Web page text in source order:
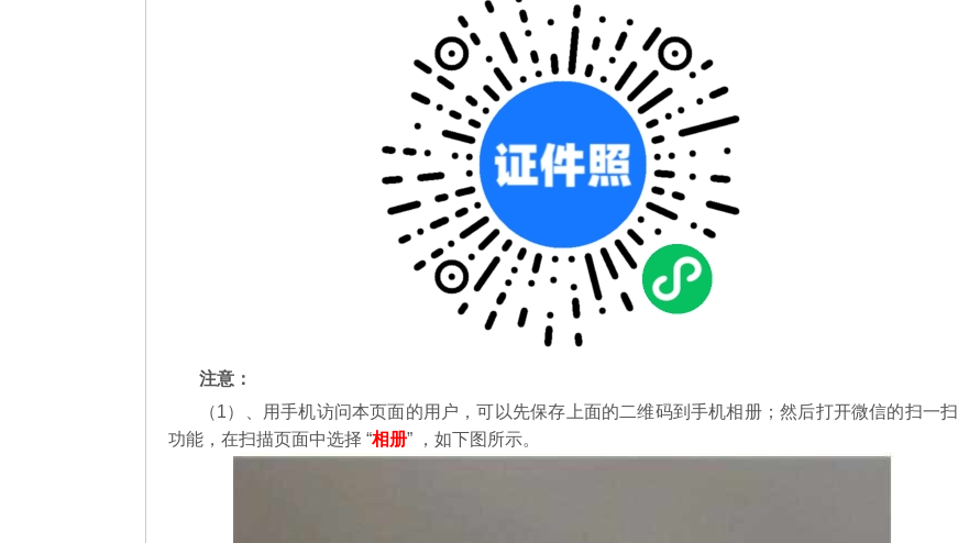
注意：
（1）、用手机访问本页面的用户，可以先保存上面的二维码到手机相册；然后打开微信的扫一扫
功能，在扫描页面中选择 “相册” ，如下图所示。